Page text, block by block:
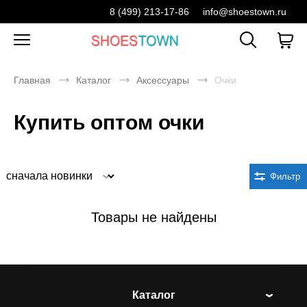
8 (499) 213-17-86 info@shoestown.ru
Главная Каталог Аксессуары Очки
Купить оптом очки
Фильтр
Товары не найдены
Каталог